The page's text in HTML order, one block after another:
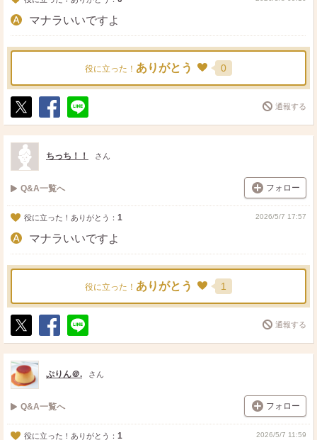
マナラいいですよ
役に立った！ ありがとう 0
ポ
ス
ト
シ
ェ
送
る
通報する
ちっち！！ さん
Q&A一覧へ フォロー
役に立った！ありがとう： 1 2026/5/7 17:57
マナラいいですよ
役に立った！ ありがとう 1
ポ
ス
ト
シ
ェ
送
る
通報する
ぷりん＠. さん
Q&A一覧へ フォロー
役に立った！ありがとう： 1 2026/5/7 11:59